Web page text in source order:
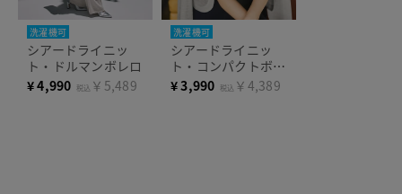
洗濯機可
シアードライニッ
ト・ドルマンボレロ
¥4,990 税込 ￥5,489
洗濯機可
シアードライニッ
ト・コンパクトボレ
ロ
¥3,990 税込 ￥4,389